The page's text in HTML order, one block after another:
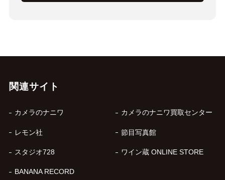
関連サイト
カメラのナニワ カメラのナニワ買取センター
レモン社 節目写真館
スタジオ728 ワイン蔵 ONLINE STORE
BANANA RECORD